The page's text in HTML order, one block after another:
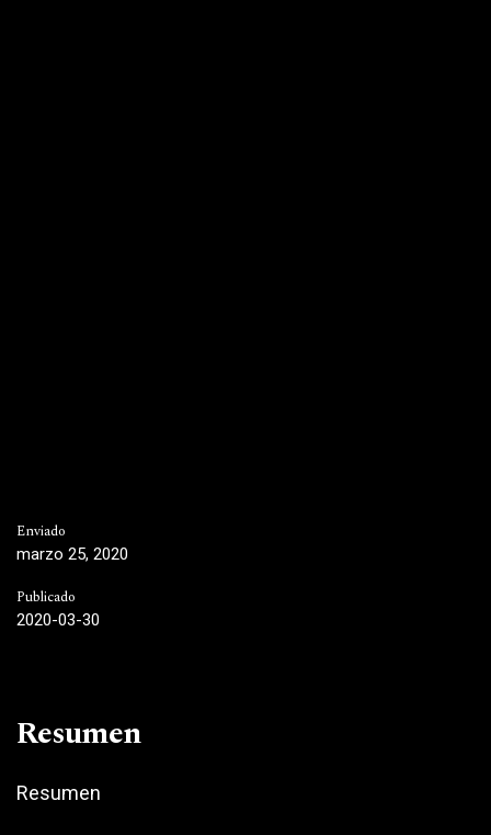
Enviado
marzo 25, 2020
Publicado
2020-03-30
Resumen
Resumen